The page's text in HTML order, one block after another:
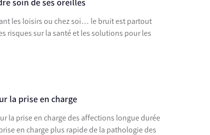
soin de ses oreilles
les loisirs ou chez soi… le bruit est partout
la prise en charge
la prise en charge des affections longue durée
en charge plus rapide de la pathologie des